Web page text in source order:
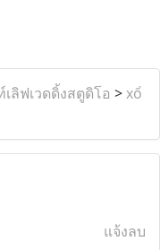
ลิฟเวดดิ้งสตูดิโอ >xổ
แจ้งลบ